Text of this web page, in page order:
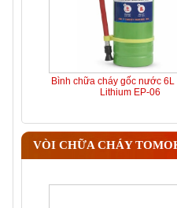
Bình chữa cháy gốc nước 6L
Lithium EP-06
VÒI CHỮA CHÁY